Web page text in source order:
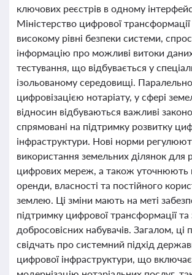
ключових реєстрів в одному
Міністерство цифрової
високому рівні безпеки системи,
інформацію про можливі витоки
тестування, що відбувається у
ізольованому середовищі.
цифровізацією нотаріату, у сфері
відносин відбуваються важливі
спрямовані на підтримку розвитку
інфраструктури. Нові норми
використання земельних ділянок для
цифрових мереж, а також уточнюють
оренди, власності та постійного
землею. Ці зміни мають на меті
підтримку цифрової трансформації та
добросовісних набувачів. Загалом, ці
свідчать про системний підхід
цифрової інфраструктури, що